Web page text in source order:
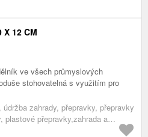
X 12 CM
ve všech průmyslových
stohovatelná s využitím pro
zahrady, přepravky, přepravky
plastové přepravky,zahrada a
stavebniny, údržba zahrady,zahrada